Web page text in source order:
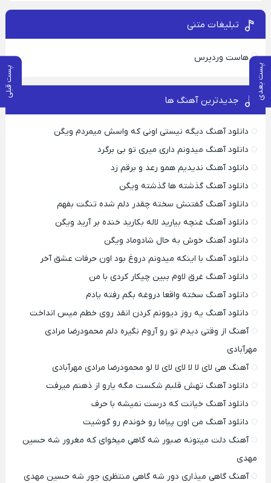
پست بعدی پست قبلی
تبلیغات متنی
هاست وردپرس
جدیدترین آهنگ ها
دانلود آهنگ دیگه نیستی اونی که واسش میمردم ویگن
دانلود آهنگ میدونم داری میری تو بی برگرد
دانلود آهنگ ندیدیم همو رعد و برقم زد
دانلود آهنگ گذشته ها گذشته ویگن
دانلود آهنگ گفتنش سخته چقدر دلم شده تنگت بفهم
دانلود آهنگ غنچه بیارید لاله بکارید خنده بر آرید ویگن
دانلود آهنگ خوش به حال شادوماد ویگن
دانلود آهنگ با اینکه میدونم دروغ بود اون حرفات عشق آخر
دانلود آهنگ غرق لاوم ببین چیکار کردی با من
دانلود آهنگ سخته واقعا دروغه بگم رفته یادم
دانلود آهنگ یه روز دیوونم کردن انقد روی خطم میس انداخت
آهنگ از وقتی دیدم تو رو آروم نگیره دلم محمودرضا مرادی
مهرآبادی
آهنگ هی لای لا لا لای لای لا لو محمودرضا مرادی مهرآبادی
دانلود آهنگ تهش قلبم شکست مگه یارو از ذهنم میرفت
دانلود آهنگ خیانت که درست نمیشه با حرف
دانلود آهنگ من اون پیاما رو خوندم رو گوشیت
آهنگ دلت میتونه صبور شه گاهی میخوای که مغرور شه حسین
مهدی
آهنگ گاهی میذاری دور شه گاهی منتظری جور شه حسین مهدی